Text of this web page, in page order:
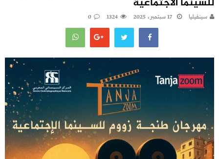
سينفيليا 17 سبتمبر، 2025 1324
0